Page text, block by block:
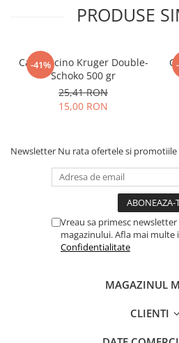
PRODUSE
-41%
Cappuccino Kruger Double-
Schoko 500 gr
25,41 RON
15,00 RON
Newsletter Nu rata ofertele si
Vreau sa primesc
magazinului. Afla mai multe
Confidentialitate
MAGAZINUL
CLIENTI